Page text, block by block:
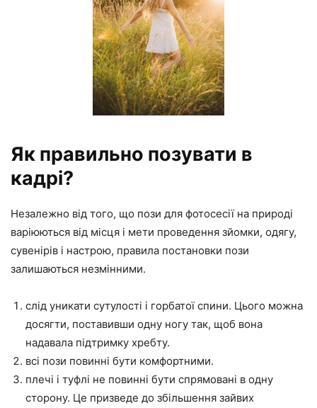
Як правильно позувати в
кадрі?
Незалежно від того, що пози для фотосесії на природі
варіюються від місця і мети проведення зйомки, одягу,
сувенірів і настрою, правила постановки пози
залишаються незмінними.
слід уникати сутулості і горбатої спини. Цього можна
досягти, поставивши одну ногу так, щоб вона
надавала підтримку хребту.
всі пози повинні бути комфортними.
плечі і туфлі не повинні бути спрямовані в одну
сторону. Це призведе до збільшення зайвих